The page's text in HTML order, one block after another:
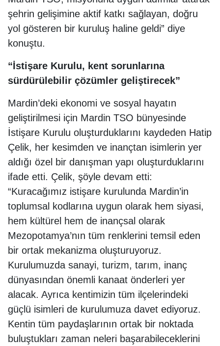
şehrin gelişimine aktif katkı sağlayan, doğru
yol gösteren bir kuruluş haline geldi” diye
konuştu.
“İstişare Kurulu, kent sorunlarına
sürdürülebilir çözümler geliştirecek”
Mardin’deki ekonomi ve sosyal hayatın
geliştirilmesi için Mardin TSO bünyesinde
İstişare Kurulu oluşturduklarını kaydeden Hatip
Çelik, her kesimden ve inançtan isimlerin yer
aldığı özel bir danışman yapı oluşturduklarını
ifade etti. Çelik, şöyle devam etti:
“Kuracağımız istişare kurulunda Mardin’in
toplumsal kodlarına uygun olarak hem siyasi,
hem kültürel hem de inançsal olarak
Mezopotamya’nın tüm renklerini temsil eden
bir ortak mekanizma oluşturuyoruz.
Kurulumuzda sanayi, turizm, tarım, inanç
dünyasından önemli kanaat önderleri yer
alacak. Ayrıca kentimizin tüm ilçelerindeki
güçlü isimleri de kurulumuza davet ediyoruz.
Kentin tüm paydaşlarının ortak bir noktada
buluştukları zaman neleri başarabileceklerini